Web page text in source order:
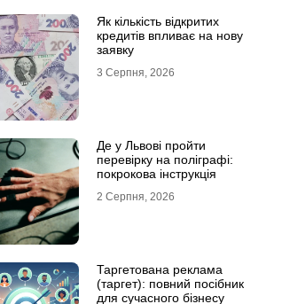
Як кількість відкритих
кредитів впливає на нову
заявку
3 Серпня, 2026
Де у Львові пройти
перевірку на поліграфі:
покрокова інструкція
2 Серпня, 2026
Таргетована реклама
(таргет): повний посібник
для сучасного бізнесу